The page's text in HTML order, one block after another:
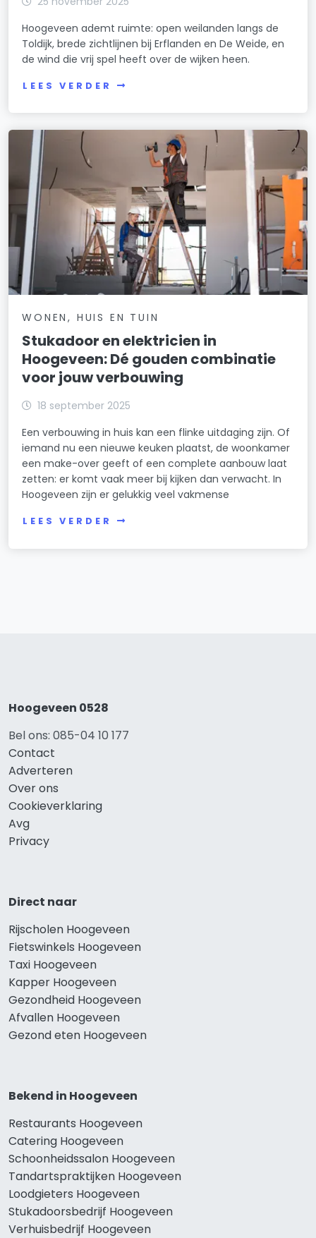
Hoogeveen ademt ruimte: open weilanden langs de
Toldijk, brede zichtlijnen bij Erflanden en De Weide, en
de wind die vrij spel heeft over de wijken heen.
LEES VERDER
WONEN, HUIS EN TUIN
Stukadoor en elektricien in
Hoogeveen: Dé gouden combinatie
voor jouw verbouwing
18 september 2025
Een verbouwing in huis kan een flinke uitdaging zijn. Of
iemand nu een nieuwe keuken plaatst, de woonkamer
een make-over geeft of een complete aanbouw laat
zetten: er komt vaak meer bij kijken dan verwacht. In
Hoogeveen zijn er gelukkig veel vakmense
LEES VERDER
Hoogeveen 0528
Bel ons: 085-04 10 177
Contact
Adverteren
Over ons
Cookieverklaring
Avg
Privacy
Direct naar
Rijscholen Hoogeveen
Fietswinkels Hoogeveen
Taxi Hoogeveen
Kapper Hoogeveen
Gezondheid Hoogeveen
Afvallen Hoogeveen
Gezond eten Hoogeveen
Bekend in Hoogeveen
Restaurants Hoogeveen
Catering Hoogeveen
Schoonheidssalon Hoogeveen
Tandartspraktijken Hoogeveen
Loodgieters Hoogeveen
Stukadoorsbedrijf Hoogeveen
Verhuisbedrijf Hoogeveen